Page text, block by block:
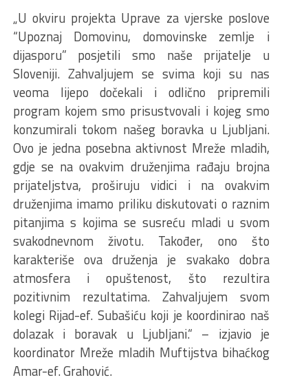
„U okviru projekta Uprave za vjerske poslove
“Upoznaj Domovinu, domovinske zemlje i
dijasporu” posjetili smo naše prijatelje u
Sloveniji. Zahvaljujem se svima koji su nas
veoma lijepo dočekali i odlično pripremili
program kojem smo prisustvovali i kojeg smo
konzumirali tokom našeg boravka u Ljubljani.
Ovo je jedna posebna aktivnost Mreže mladih,
gdje se na ovakvim druženjima rađaju brojna
prijateljstva, proširuju vidici i na ovakvim
druženjima imamo priliku diskutovati o raznim
pitanjima s kojima se susreću mladi u svom
svakodnevnom životu. Također, ono što
karakteriše ova druženja je svakako dobra
atmosfera i opuštenost, što rezultira
pozitivnim rezultatima. Zahvaljujem svom
kolegi Rijad-ef. Subašiću koji je koordinirao naš
dolazak i boravak u Ljubljani.“ – izjavio je
koordinator Mreže mladih Muftijstva bihaćkog
Amar-ef. Grahović.